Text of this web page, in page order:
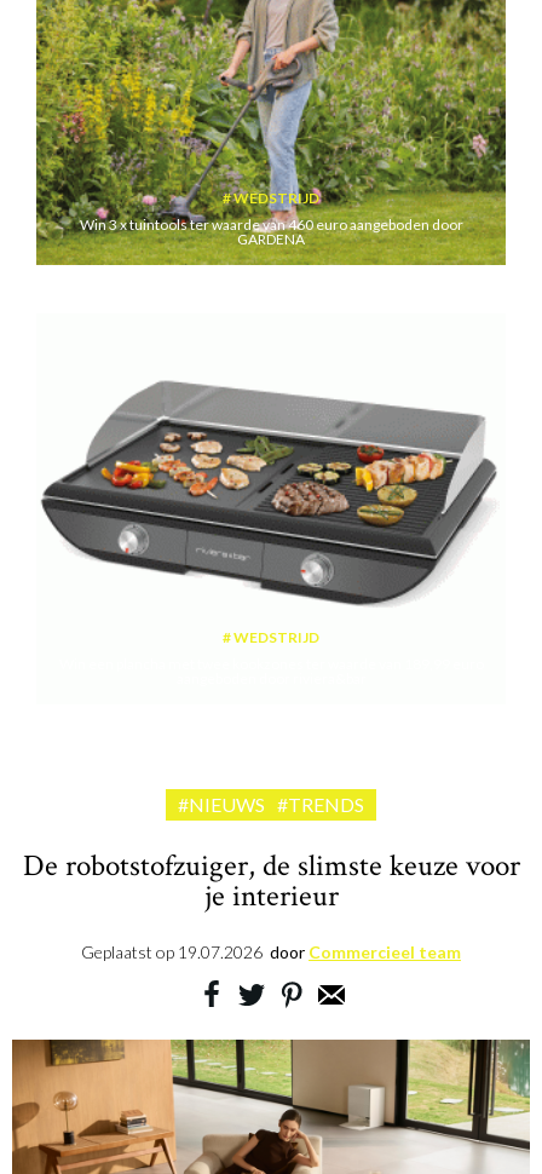
WEDSTRIJD
Win 3 x tuintools ter waarde van 460 euro aangeboden door
GARDENA
WEDSTRIJD
#NIEUWS #TRENDS
De robotstofzuiger, de slimste keuze voor
je interieur
Geplaatst op 19.07.2026 door Commercieel team